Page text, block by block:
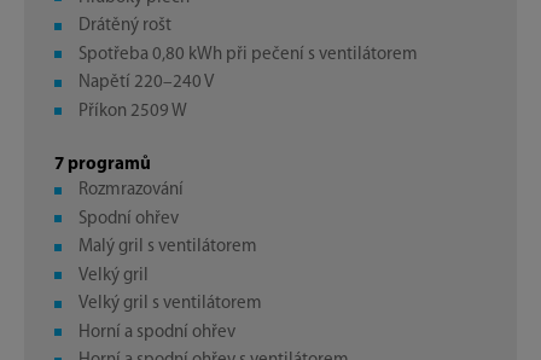
Drátěný rošt
Spotřeba 0,80 kWh při pečení s ventilátorem
Napětí 220–240 V
Příkon 2509 W
7 programů
Rozmrazování
Spodní ohřev
Malý gril s ventilátorem
Velký gril
Velký gril s ventilátorem
Horní a spodní ohřev